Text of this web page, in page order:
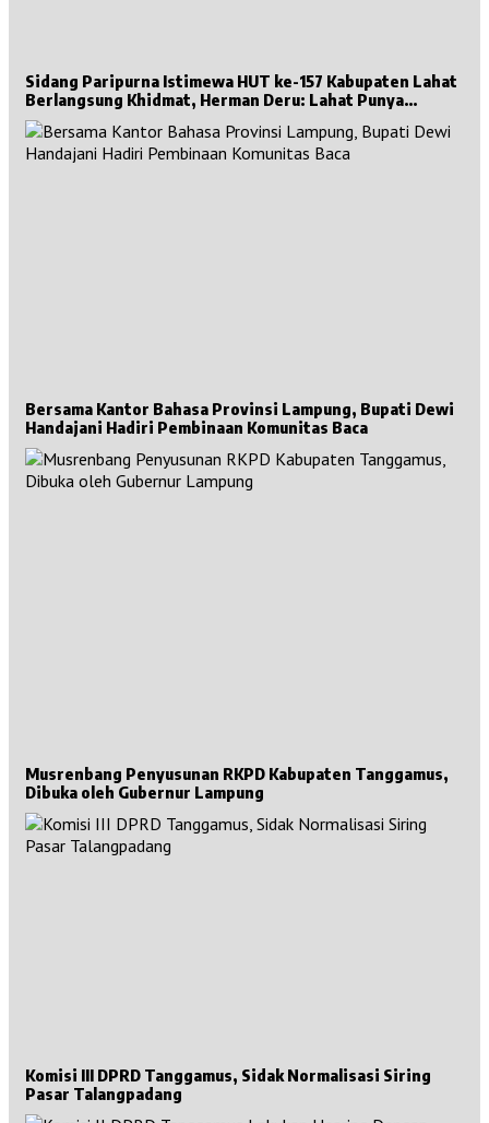
Sidang Paripurna Istimewa HUT ke-157 Kabupaten Lahat
Berlangsung Khidmat, Herman Deru: Lahat Punya
Sejarah Besar untuk Sumsel
Bersama Kantor Bahasa Provinsi Lampung, Bupati Dewi
Handajani Hadiri Pembinaan Komunitas Baca
Musrenbang Penyusunan RKPD Kabupaten Tanggamus,
Dibuka oleh Gubernur Lampung
Komisi III DPRD Tanggamus, Sidak Normalisasi Siring
Pasar Talangpadang